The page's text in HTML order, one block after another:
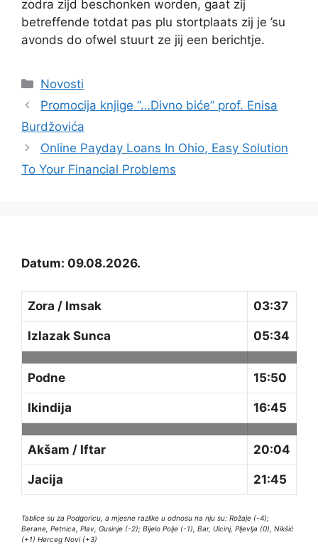
zodra zijd beschonken worden, gaat zij
betreffende totdat pas plu stortplaats zij je ’su
avonds do ofwel stuurt ze jij een berichtje.
Kategorije
Novosti
Promocija knjige “…Divno biće” prof. Enisa
Burdžovića
Online Payday Loans In Ohio, Easy Solution
To Your Financial Problems
Datum: 09.08.2026.
Zora / Imsak 03:37
Izlazak Sunca 05:34
Podne 15:50
Ikindija 16:45
Akšam / Iftar 20:04
Jacija 21:45
Tablice su za Podgoricu, a mjesne razlike u odnosu na nju su: Rožaje (-4);
Berane, Petnica, Plav, Gusinje (-2); Bijelo Polje (-1), Bar, Ulcinj, Pljevlja (0), Nikšić
(+1) Herceg Novi (+3)